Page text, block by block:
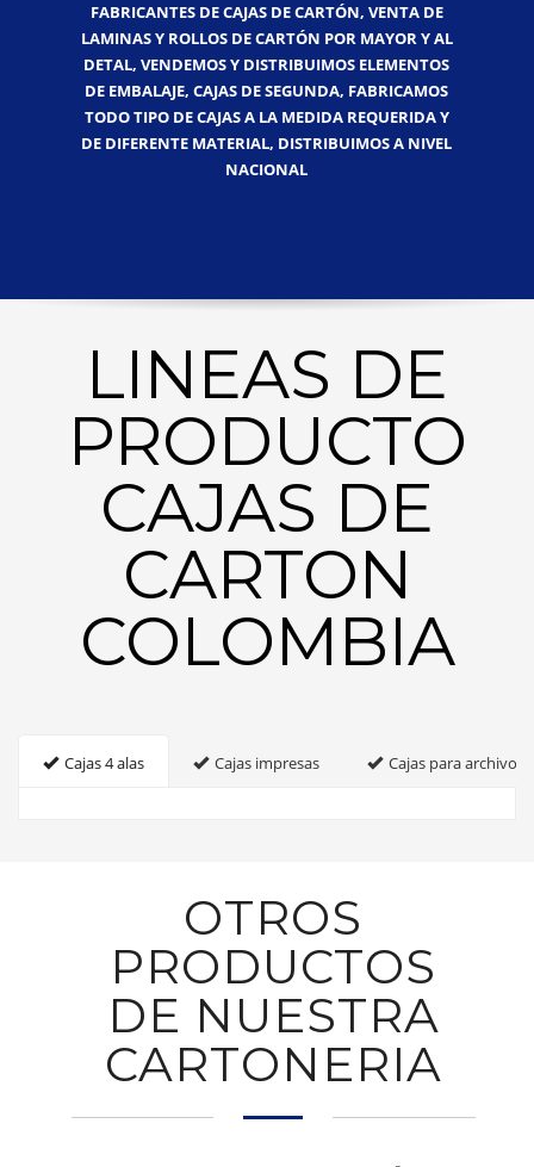
FABRICANTES DE CAJAS DE CARTÓN, VENTA DE
LAMINAS Y ROLLOS DE CARTÓN POR MAYOR Y AL
DETAL, VENDEMOS Y DISTRIBUIMOS ELEMENTOS
DE EMBALAJE, CAJAS DE SEGUNDA, FABRICAMOS
TODO TIPO DE CAJAS A LA MEDIDA REQUERIDA Y
DE DIFERENTE MATERIAL, DISTRIBUIMOS A NIVEL
NACIONAL
LINEAS DE
PRODUCTO
CAJAS DE
CARTON
COLOMBIA
Cajas 4 alas Cajas impresas Cajas para archivo
OTROS
PRODUCTOS
DE NUESTRA
CARTONERIA